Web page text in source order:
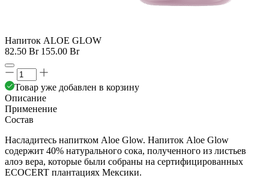
Напиток ALOE GLOW
82.50 Br 155.00 Br
Товар уже добавлен в корзину
Описание
Применение
Состав
Насладитесь напитком Aloe Glow. Напиток Aloe Glow
содержит 40% натурального сока, полученного из листьев
алоэ вера, которые были собраны на сертифицированных
ECOCERT плантациях Мексики.